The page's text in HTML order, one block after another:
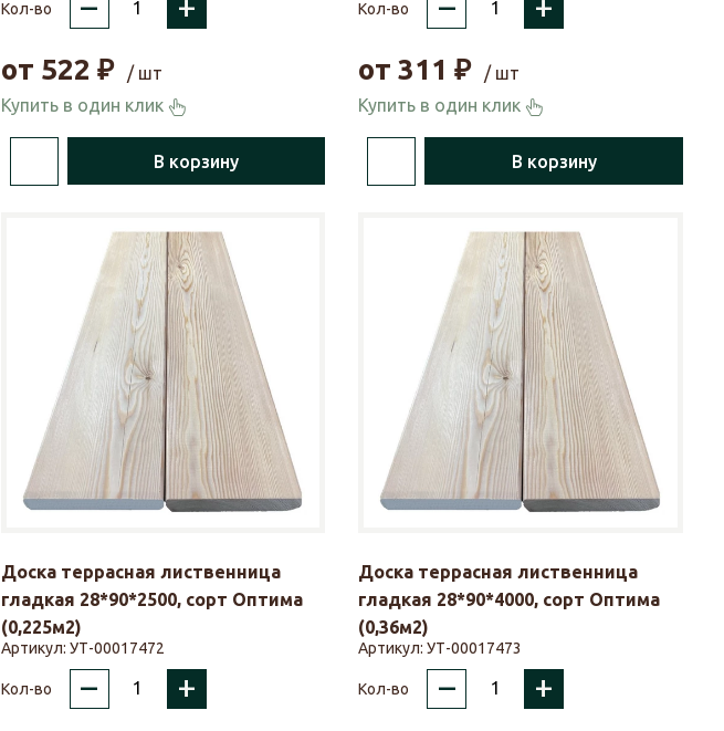
Кол-во
от 522 ₽
/ шт
Купить в один клик
В корзину
Кол-во
от311 ₽
/ шт
Купить в один клик
В корзину
Доска террасная лиственница
гладкая 28*90*2500, сорт Оптима
(0,225м2)
Артикул: УТ-00017472
Кол-во – +
Доска террасная лиственница
гладкая 28*90*4000, сорт Оптима
(0,36м2)
Артикул:УТ-00017473
Кол-во – +